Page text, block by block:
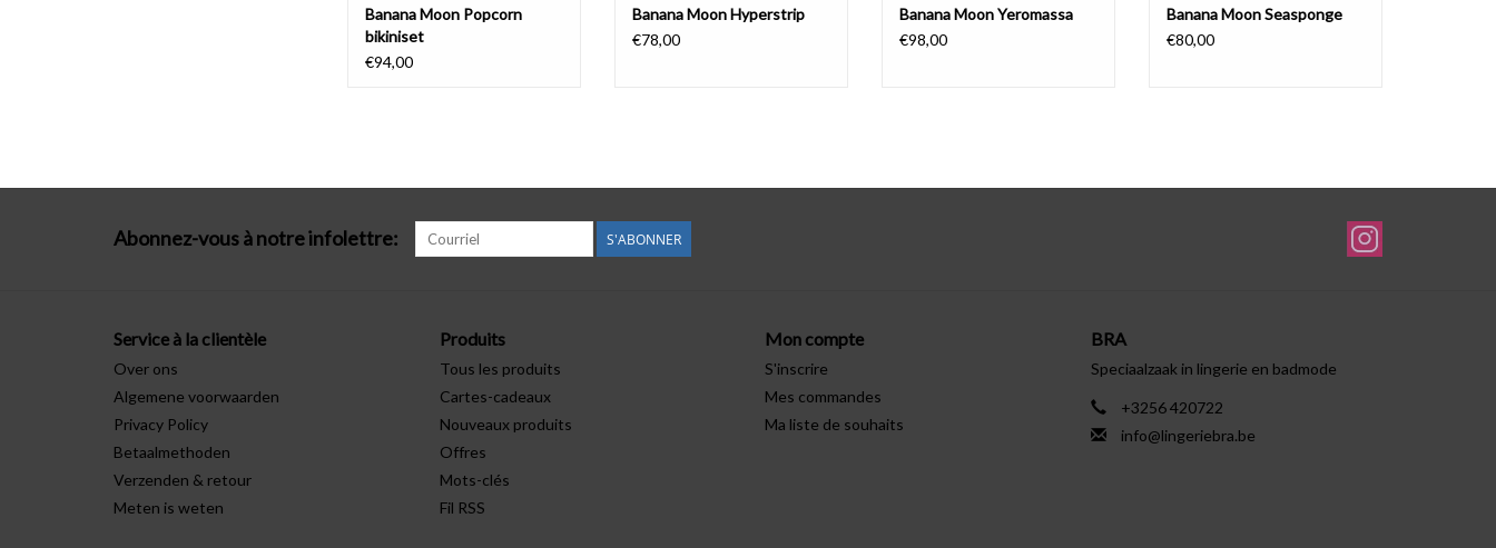
Banana Moon Popcorn
bikiniset
€94,00
Banana Moon Hyperstrip
€78,00
Banana Moon Yeromassa
€98,00
Banana Moon Seasponge
€80,00
Abonnez-vous à notre infolettre: S'ABONNER
Service à la clientèle
Over ons
Algemene voorwaarden
Privacy Policy
Betaalmethoden
Verzenden & retour
Meten is weten
Produits
Tous les produits
Cartes-cadeaux
Nouveaux produits
Offres
Mots-clés
Fil RSS
Mon compte
S'inscrire
Mes commandes
Ma liste de souhaits
BRA
Speciaalzaak in lingerie en badmode
+3256 420722
info@lingeriebra.be